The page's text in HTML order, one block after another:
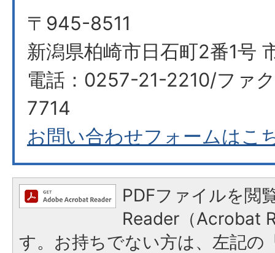
〒945-8511
新潟県柏崎市日石町2番1号
電話：0257-21-2210/ファ
7714
お問い合わせフォームはこ
PDFファイルを閲
Reader（Acrobat
す。お持ちでない方は、左記の